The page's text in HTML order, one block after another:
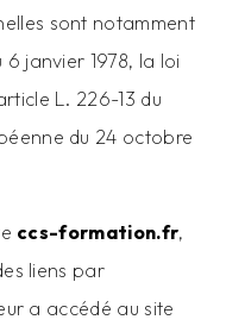
sont notamment
janvier 1978, la loi
L. 226-13 du
du 24 octobre
ccs-formation.fr,
liens par
a accédé au site